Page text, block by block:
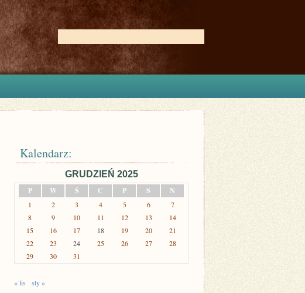
Kalendarz:
GRUDZIEŃ 2025
P
W Ś C P S N
1 2 3 4 5 6
7
8
9 10 11 12 13
14
15
16 17 18 19 20
21
22
23 24 25 26 27
28
29
30 31
« lis sty »